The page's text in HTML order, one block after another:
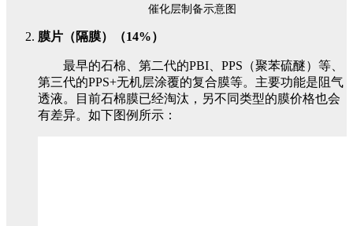
催化层制备示意图
膜片（隔膜）（14%）
最早的石棉、第二代的PBI、PPS（聚苯硫醚）等、
第三代的PPS+无机层涂覆的复合膜等。主要功能是阻气
透液。目前石棉膜已经淘汰，另不同类型的膜价格也会
有差异。如下图例所示：